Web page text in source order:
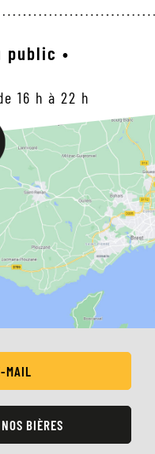
public •
16 h à 22 h
MAIL
BIÈRES